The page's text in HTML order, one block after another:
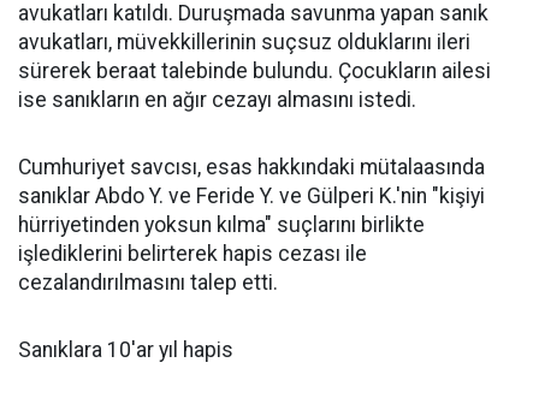
avukatları katıldı. Duruşmada savunma yapan sanık
avukatları, müvekkillerinin suçsuz olduklarını ileri
sürerek beraat talebinde bulundu. Çocukların ailesi
ise sanıkların en ağır cezayı almasını istedi.
Cumhuriyet savcısı, esas hakkındaki mütalaasında
sanıklar Abdo Y. ve Feride Y. ve Gülperi K.'nin "kişiyi
hürriyetinden yoksun kılma" suçlarını birlikte
işlediklerini belirterek hapis cezası ile
cezalandırılmasını talep etti.
Sanıklara 10'ar yıl hapis